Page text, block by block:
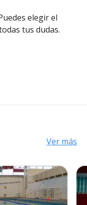
elegir el
tus dudas.
Ver más